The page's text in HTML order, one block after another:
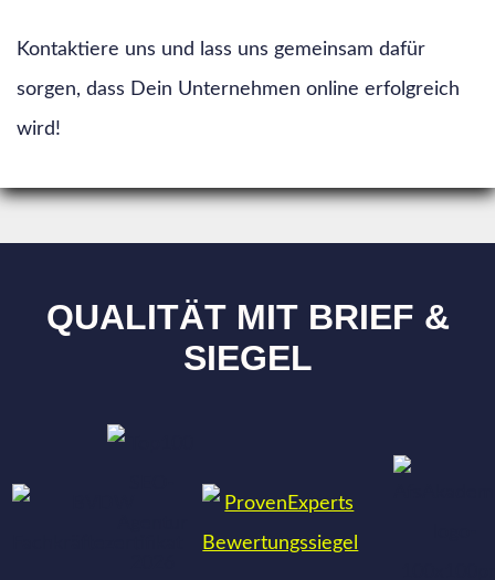
Kontaktiere uns und lass uns gemeinsam dafür
sorgen, dass Dein Unternehmen online erfolgreich
wird!
QUALITÄT MIT BRIEF &
SIEGEL